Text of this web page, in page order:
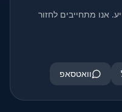
אנו מתחייבים לחזור
וואטסאפ